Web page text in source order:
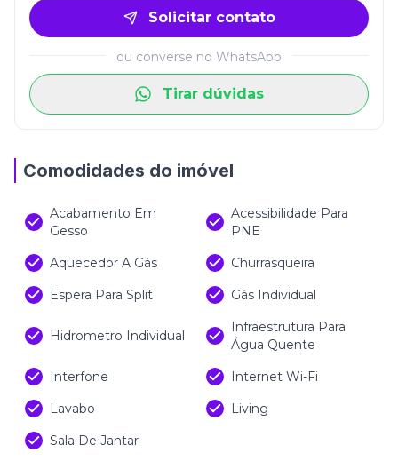
Solicitar contato
ou converse no WhatsApp
Tirar dúvidas
Comodidades do imóvel
Acabamento Em
Gesso
Acessibilidade Para
PNE
Aquecedor A Gás
Churrasqueira
Espera Para Split
Gás Individual
Hidrometro Individual
Infraestrutura Para
Água Quente
Interfone
Internet Wi-Fi
Lavabo
Living
Sala De Jantar